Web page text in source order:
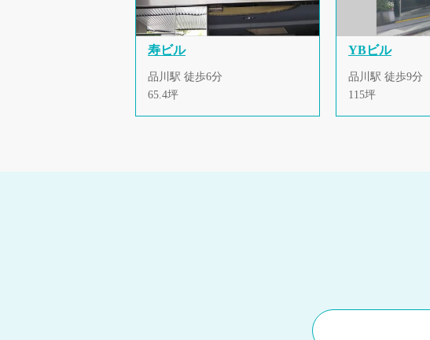
寿ビル
品川駅 徒歩6分
65.4坪
YBビル
品川駅 徒歩9分
115坪